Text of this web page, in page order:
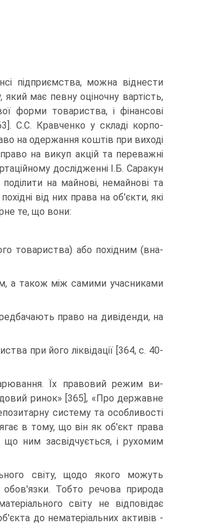
підприємства, можна віднести
має певну оціночну вар­тість,
форми товариства, і фінансо­ві
С.С. Кравченко у складі корпо­
на одержання коштів при виході
право на викуп акцій та пе­реважні
дослідженні І.Б. Саракун
на майнові, немайнові та
від них права на об'єкти, які
те, що вони:
товариства) або похідним (вна­
а також між самими учасни­ками
право на дивіден­ди, на
при його ліквідації [364, с. 40-
Їх правовий режим ви­
ринок» [365], «Про державне
систему та особливості
в тому, що він як об'єкт права
ним засвідчується, і рухомим
світу, щодо якого можуть
обов'язки. Тобто речова природа
світу не відповідає
до нематеріальних активів -